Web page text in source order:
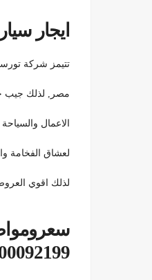
ايجار
تتيمز شركة
مصر, لذلك جيب
الاعمال
لعشاق الفخامة
لذلك اقوي